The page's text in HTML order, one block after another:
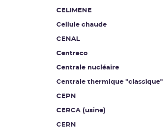
CELIMENE
Cellule chaude
CENAL
Centraco
Centrale nucléaire
Centrale thermique "classique"
CEPN
CERCA (usine)
CERN